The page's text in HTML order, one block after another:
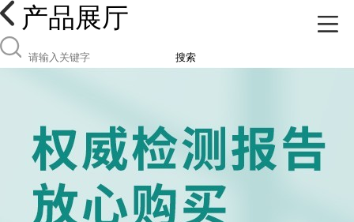
产品展厅
搜索